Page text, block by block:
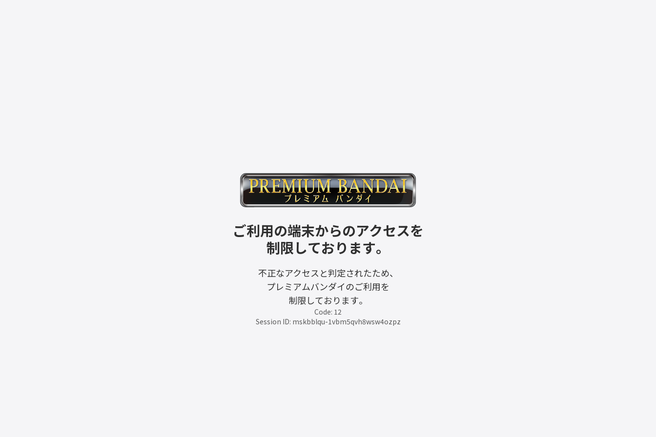
ご利用の端末からのアクセスを
制限しております。
不正なアクセスと判定されたため、
プレミアムバンダイのご利用を
制限しております。
Code: 12
Session ID: mskbblqu-1vbm5qvh8wsw4ozpz